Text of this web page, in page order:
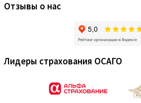
Отзывы о нас
Лидеры страхования ОСАГО